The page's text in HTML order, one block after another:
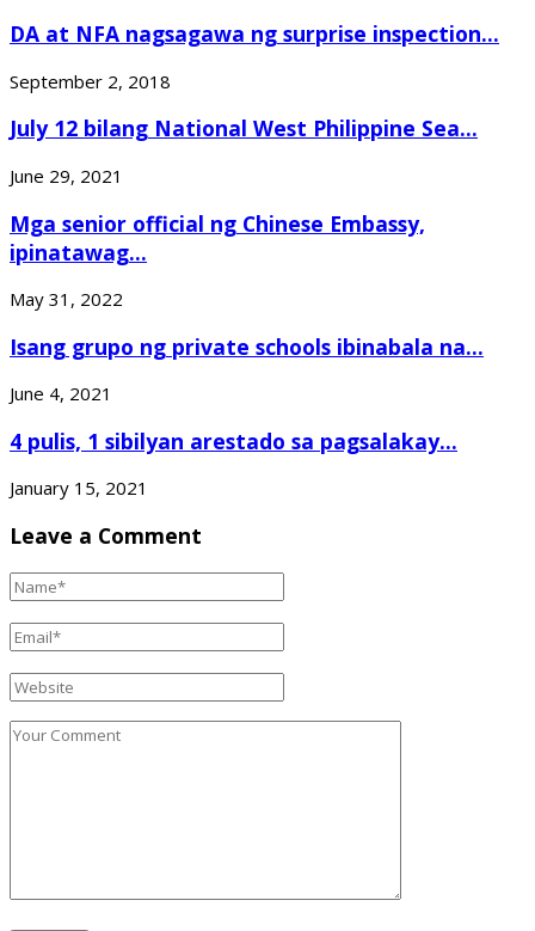
DA at NFA nagsagawa ng surprise inspection...
September 2, 2018
July 12 bilang National West Philippine Sea...
June 29, 2021
Mga senior official ng Chinese Embassy,
ipinatawag...
May 31, 2022
Isang grupo ng private schools ibinabala na...
June 4, 2021
4 pulis, 1 sibilyan arestado sa pagsalakay...
January 15, 2021
Leave a Comment